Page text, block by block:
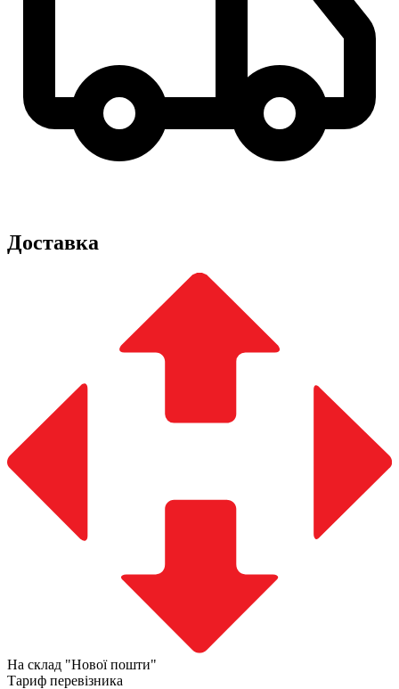
Доставка
На склад "Нової пошти"
Тариф перевізника